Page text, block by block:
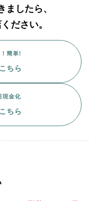
ましたら、
ださい。
簡単!
ちら
現金化
ちら